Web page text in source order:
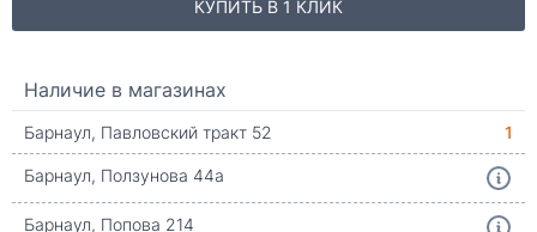
КУПИТЬ В 1 КЛИК
Наличие в магазинах
Барнаул, Павловский тракт 52
1
Барнаул, Ползунова 44а
Барнаул, Попова 214